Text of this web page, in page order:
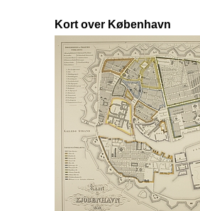
Kort over København